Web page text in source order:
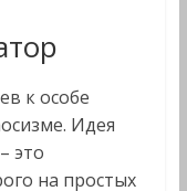
к особе
Идея
это
на простых